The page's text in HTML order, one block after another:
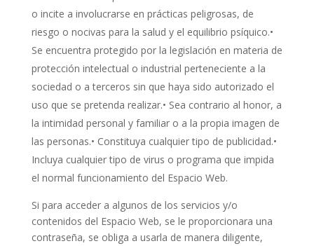
o incite a involucrarse en prácticas peligrosas, de
riesgo o nocivas para la salud y el equilibrio psíquico.•
Se encuentra protegido por la legislación en materia de
protección intelectual o industrial perteneciente a la
sociedad o a terceros sin que haya sido autorizado el
uso que se pretenda realizar.• Sea contrario al honor, a
la intimidad personal y familiar o a la propia imagen de
las personas.• Constituya cualquier tipo de publicidad.•
Incluya cualquier tipo de virus o programa que impida
el normal funcionamiento del Espacio Web.
Si para acceder a algunos de los servicios y/o
contenidos del Espacio Web, se le proporcionara una
contraseña, se obliga a usarla de manera diligente,